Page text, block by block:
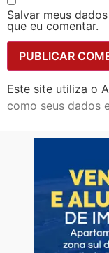
Salvar meus
que eu comentar.
Este site utiliza o
como seus dados